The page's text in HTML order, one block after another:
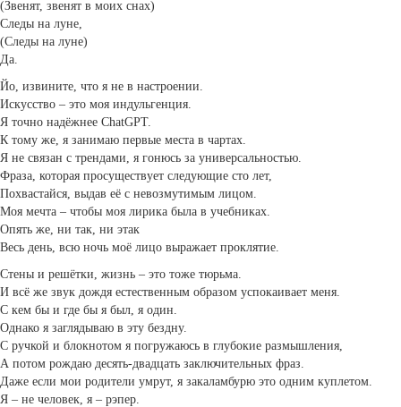
(Звенят, звенят в моих снах)
Следы на луне,
(Следы на луне)
Да.
Йо, извините, что я не в настроении.
Искусство – это моя индульгенция.
Я точно надёжнее ChatGPT.
К тому же, я занимаю первые места в чартах.
Я не связан с трендами, я гонюсь за универсальностью.
Фраза, которая просуществует следующие сто лет,
Похвастайся, выдав её с невозмутимым лицом.
Моя мечта – чтобы моя лирика была в учебниках.
Опять же, ни так, ни этак
Весь день, всю ночь моё лицо выражает проклятие.
Стены и решётки, жизнь – это тоже тюрьма.
И всё же звук дождя естественным образом успокаивает меня.
С кем бы и где бы я был, я один.
Однако я заглядываю в эту бездну.
С ручкой и блокнотом я погружаюсь в глубокие размышления,
А потом рождаю десять-двадцать заключительных фраз.
Даже если мои родители умрут, я закаламбурю это одним куплетом.
Я – не человек, я – рэпер.